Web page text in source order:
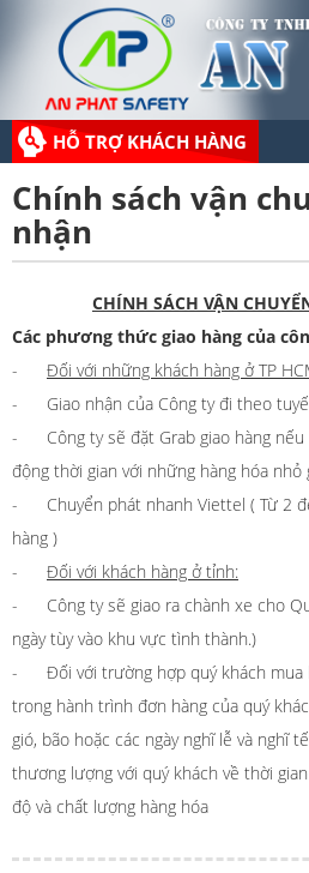
HỖ TRỢ KHÁCH HÀNG
Chính sách vận
nhận
CHÍNH SÁCH VẬN
Các phương thức giao hàng của
- Đối với những khách hàng ở TP
- Giao nhận của Công ty đi theo
- Công ty sẽ đặt Grab giao hàng nếu
động thời gian với những hàng hóa nhỏ
- Chuyển phát nhanh Viettel ( Từ 2
hàng )
- Đối với khách hàng ở tỉnh:
- Công ty sẽ giao ra chành xe cho
ngày tùy vào khu vực tình thành.)
- Đối với trường hợp quý khách mua
trong hành trình đơn hàng của quý
gió, bão hoặc các ngày nghĩ lễ và nghĩ
thương lượng với quý khách về thời
độ và chất lượng hàng hóa